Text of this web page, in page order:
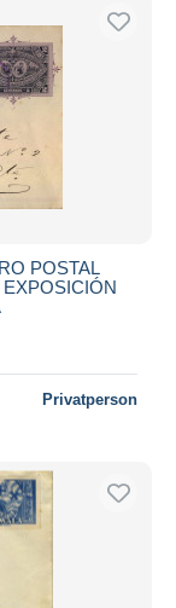
POSTAL
Privatperson